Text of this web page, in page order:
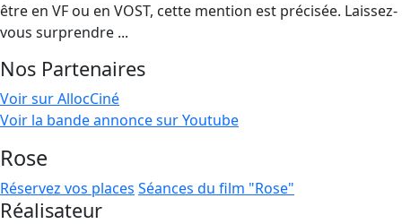
être en VF ou en VOST, cette mention est précisée. Laissez-
vous surprendre ...
Nos Partenaires
Voir sur AllocCiné
Voir la bande annonce sur Youtube
Rose
Réservez vos places Séances du film "Rose"
Réalisateur